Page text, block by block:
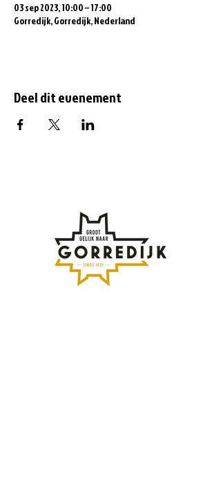
03 sep 2023, 10:00 – 17:00
Gorredijk, Gorredijk, Nederland
Deel dit evenement